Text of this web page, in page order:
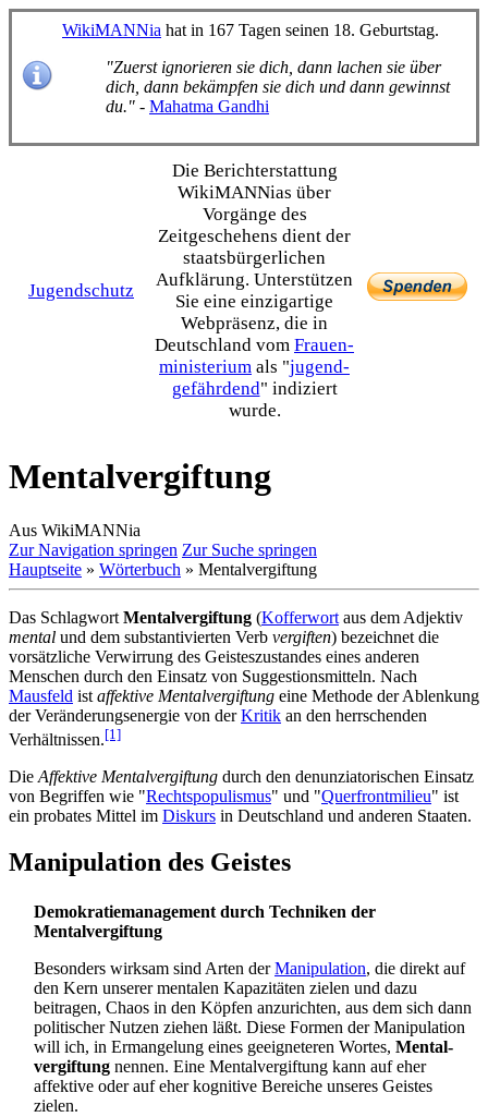
WikiMANNia hat in 167 Tagen seinen 18. Geburtstag.
"Zuerst ignorieren sie dich, dann lachen sie über
dich, dann bekämpfen sie dich und dann gewinnst
du." - Mahatma Gandhi
Jugendschutz
Die Bericht­erstattung
WikiMANNias über
Vorgänge des
Zeitgeschehens dient der
staats­bürgerlichen
Aufklärung. Unterstützen
Sie eine einzig­artige
Webpräsenz, die in
Deutschland vom Frauen­
ministerium als "jugend­
gefährdend" indiziert
wurde.
Mentalvergiftung
Aus WikiMANNia
Zur Navigation springen Zur Suche springen
Hauptseite » Wörterbuch » Mentalvergiftung
Das Schlagwort Mentalvergiftung (Kofferwort aus dem Adjektiv
mental und dem substantivierten Verb vergiften) bezeichnet die
vorsätzliche Verwirrung des Geisteszustandes eines anderen
Menschen durch den Einsatz von Suggestions­mitteln. Nach
Mausfeld ist affektive Mental­vergiftung eine Methode der Ablenkung
der Veränderungs­energie von derKritik an den herrschenden
Verhältnissen.[1]
Die Affektive Mentalvergiftung durch den denunziatorischen Einsatz
von Begriffen wie "Rechtspopulismus" und "Querfrontmilieu" ist
ein probates Mittel im Diskurs in Deutschland und anderen Staaten.
Manipulation des Geistes
Demokratiemanagement durch Techniken der
Mentalvergiftung
Besonders wirksam sind Arten derManipulation, die direkt auf
den Kern unserer mentalen Kapazitäten zielen und dazu
beitragen, Chaos in den Köpfen anzurichten, aus dem sich dann
politischer Nutzen ziehen läßt. Diese Formen der Manipulation
will ich, in Ermangelung eines geeigneteren Wortes, Mental­
vergiftung nennen. Eine Mental­vergiftung kann auf eher
affektive oder auf eher kognitive Bereiche unseres Geistes
zielen.